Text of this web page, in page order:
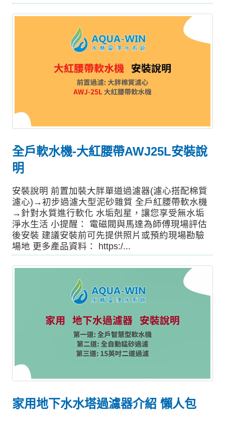
全戶軟水機-大紅腰帶AWJ25L安裝說
明
安裝說明 前置加裝大胖單道過濾器(濾心搭配棉質
濾心)→初步過濾大型泥砂雜質 全戶紅腰帶軟水機
→針對水質進行軟化 水垢剋星，讓您享受無水垢
淨水生活 小提醒： 電磁閥與馬達為師傅現場評估
後安裝 建議安裝前可先提供照片或預約現場勘驗
場地 更多產品資料： https:/...
家用地下水水塔過濾器介紹 懶人包